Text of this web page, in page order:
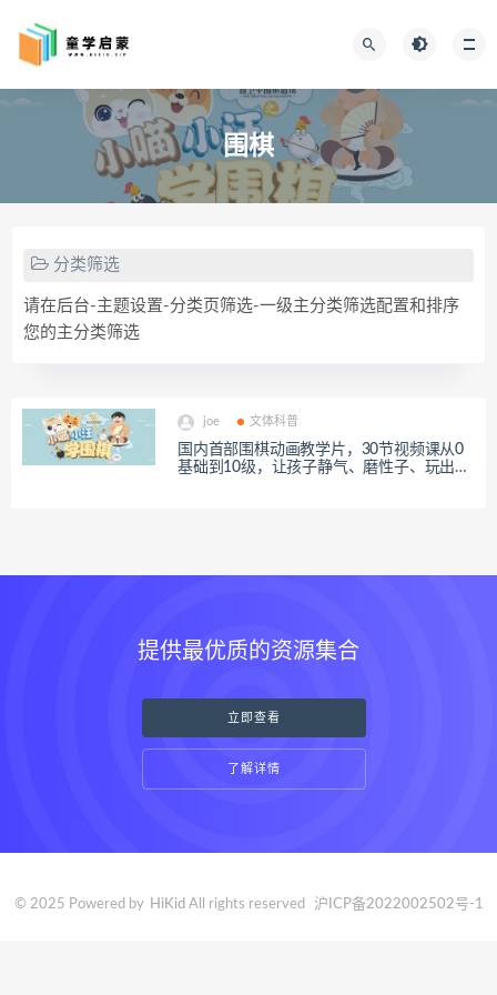
围棋
分类筛选
请在后台-主题设置-分类页筛选-一级主分类筛选配置和排序
您的主分类筛选
joe 文体科普
国内首部围棋动画教学片，30节视频课从0
基础到10级，让孩子静气、磨性子、玩出大
提供最优质的资源集合
立即查看
了解详情
© 2025 Powered by HiKid All rights reserved 沪ICP备2022002502号-1